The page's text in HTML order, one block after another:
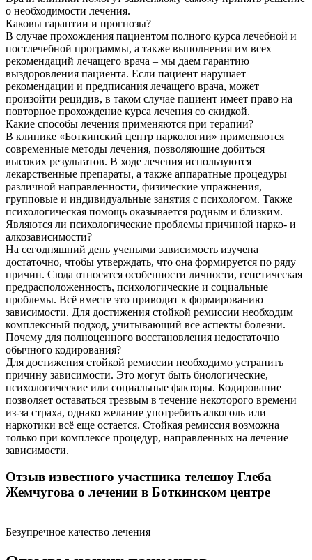
о необходимости лечения.
Каковы гарантии и прогнозы?
В случае прохождения пациентом полного курса лечебной и
постлечебной программы, а также выполнения им всех
рекомендаций лечащего врача – мы даем гарантию
выздоровления пациента. Если пациент нарушает
рекомендации и предписания лечащего врача, может
произойти рецидив, в таком случае пациент имеет право на
повторное прохождение курса лечения со скидкой.
Какие способы лечения применяются при терапии?
В клинике «Боткинский центр наркологии» применяются
современные методы лечения, позволяющие добиться
высоких результатов. В ходе лечения используются
лекарственные препараты, а также аппаратные процедуры
различной направленности, физические упражнения,
групповые и индивидуальные занятия с психологом. Также
психологическая помощь оказывается родным и близким.
Являются ли психологические проблемы причиной нарко- и
алкозависимости?
На сегодняшний день учеными зависимость изучена
достаточно, чтобы утверждать, что она формируется по ряду
причин. Сюда относятся особенности личности, генетическая
предрасположенность, психологические и социальные
проблемы. Всё вместе это приводит к формированию
зависимости. Для достижения стойкой ремиссии необходим
комплексный подход, учитывающий все аспекты болезни.
Почему для полноценного восстановления недостаточно
обычного кодирования?
Для достижения стойкой ремиссии необходимо устранить
причину зависимости. Это могут быть биологические,
психологические или социальные факторы. Кодирование
позволяет оставаться трезвым в течение некоторого времени
из-за страха, однако желание употребить алкоголь или
наркотики всё еще остается. Стойкая ремиссия возможна
только при комплексе процедур, направленных на лечение
зависимости.
Отзыв известного участника телешоу Глеба
Жемчугова о лечении в Боткинском центре
Безупречное качество лечения